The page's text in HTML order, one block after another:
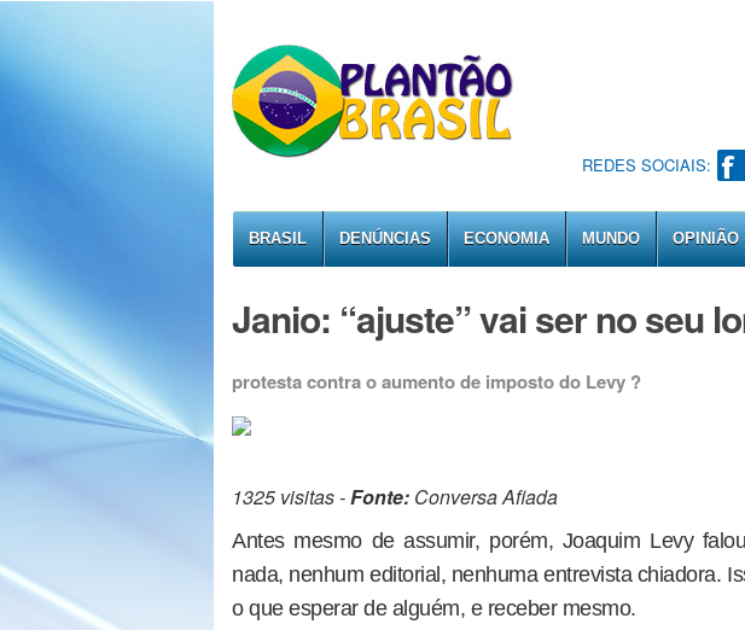
REDES SOCIAIS:
BRASIL DENÚNCIAS ECONOMIA MUNDO OPINIÃO
Janio: “ajuste” vai ser no seu
protesta contra o aumento de imposto do Levy ?
1325 visitas -Fonte: Conversa Afiada
Antes mesmo de assumir, porém, Joaquim Levy
nada, nenhum editorial, nenhuma entrevista chiadora.
o que esperar de alguém, e receber mesmo.